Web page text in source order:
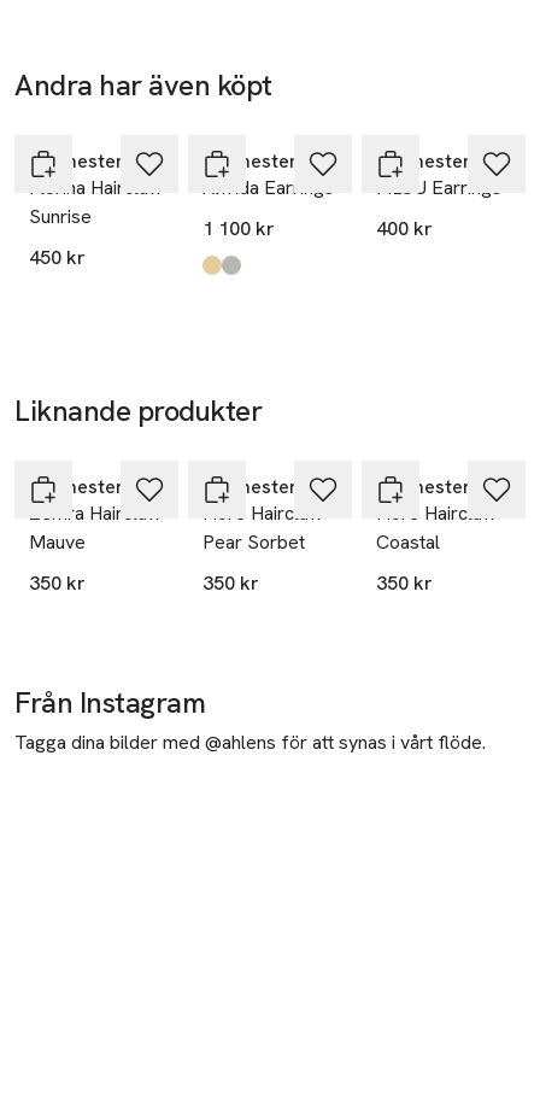
Andra har även köpt
Maanesten
Florina Hairclaw
Sunrise
450 kr
Maanesten
Alfrida Earrings
1 100 kr
Produkten finns i färgerna:
Recycled Coated With 18k Gold
Recycled Sterling Silver (925)
Maanesten
FILOU Earrings
400 kr
Liknande produkter
Maanesten
Zemra Hairclaw
Mauve
350 kr
Maanesten
Fiore Hairclaw
Pear Sorbet
350 kr
Maanesten
Fiore Hairclaw
Coastal
350 kr
Från Instagram
Tagga dina bilder med @ahlens för att synas i vårt flöde.